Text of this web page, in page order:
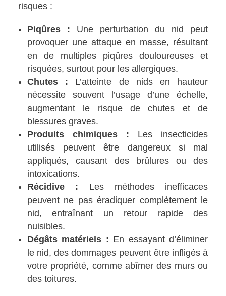
risques :
Piqûres : Une perturbation du nid peut
provoquer une attaque en masse, résultant
en de multiples piqûres douloureuses et
risquées, surtout pour les allergiques.
Chutes : L’atteinte de nids en hauteur
nécessite souvent l’usage d’une échelle,
augmentant le risque de chutes et de
blessures graves.
Produits chimiques : Les insecticides
utilisés peuvent être dangereux si mal
appliqués, causant des brûlures ou des
intoxications.
Récidive : Les méthodes inefficaces
peuvent ne pas éradiquer complètement le
nid, entraînant un retour rapide des
nuisibles.
Dégâts matériels : En essayant d’éliminer
le nid, des dommages peuvent être infligés à
votre propriété, comme abîmer des murs ou
des toitures.